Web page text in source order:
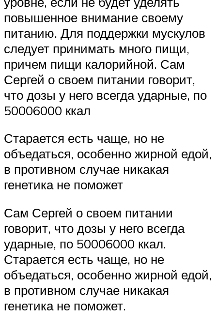
повышенное внимание своему
питанию. Для поддержки мускулов
следует принимать много пищи,
причем пищи калорийной. Сам
Сергей о своем питании говорит,
что дозы у него всегда ударные, по
50006000 ккал
Старается есть чаще, но не
объедаться, особенно жирной едой,
в противном случае никакая
генетика не поможет
Сам Сергей о своем питании
говорит, что дозы у него всегда
ударные, по 50006000 ккал.
Старается есть чаще, но не
объедаться, особенно жирной едой,
в противном случае никакая
генетика не поможет.